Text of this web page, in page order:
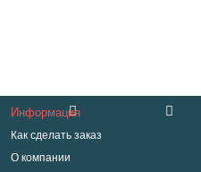
Информация
Как сделать заказ
О компании